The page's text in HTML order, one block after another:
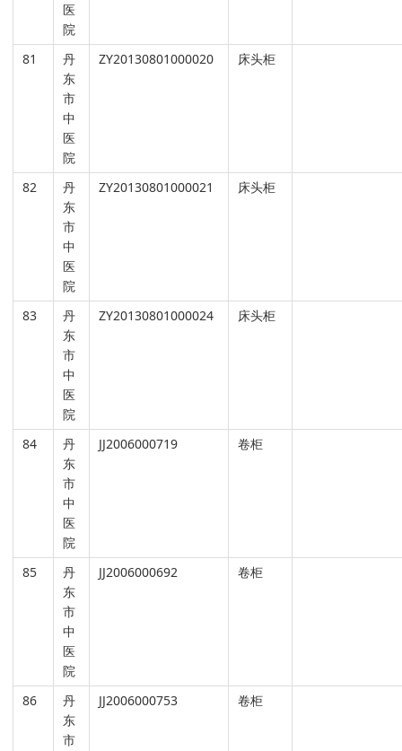
医
院
81
丹
东
市
中
医
院
ZY20130801000020 床头柜
82
丹
东
市
中
医
院
ZY20130801000021 床头柜
83
丹
东
市
中
医
院
ZY20130801000024 床头柜
84
丹
东
市
中
医
院
JJ2006000719 卷柜
85
丹
东
市
中
医
院
JJ2006000692 卷柜
86
丹
东
市
JJ2006000753 卷柜